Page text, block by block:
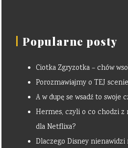
Popularne posty
Ciotka Zgryzotka – chów
Porozmawiajmy o TEJ scenie
A w dupę se wsadź to swoje
Hermes, czyli o co chodzi z
dla Netflixa?
Dlaczego Disney